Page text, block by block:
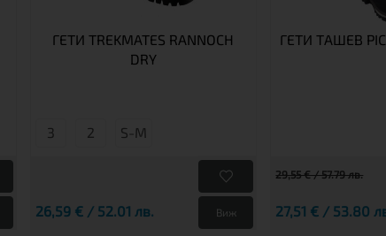
ГЕТИ TREKMATES RANNOCH
DRY
3 2 S-M
26,59 € / 52.01 лв. Виж
ГЕТИ ТАШЕВ
29,55 € / 57.79 лв.
27,51 € / 53.80